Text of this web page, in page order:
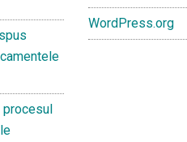
procesul
WordPress.org